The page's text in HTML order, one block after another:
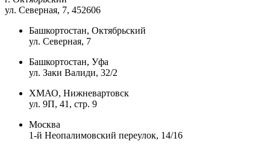
ул. Северная, 7, 452606
Башкортостан, Октябрьский
ул. Северная, 7
Башкортостан, Уфа
ул. Заки Валиди, 32/2
ХМАО, Нижневартовск
ул. 9П, 41, стр. 9
Москва
1-й Неопалимовский переулок, 14/16